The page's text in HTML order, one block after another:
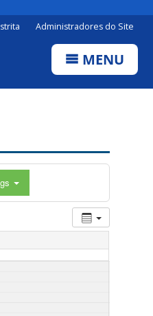
Administradores do Site
MENU